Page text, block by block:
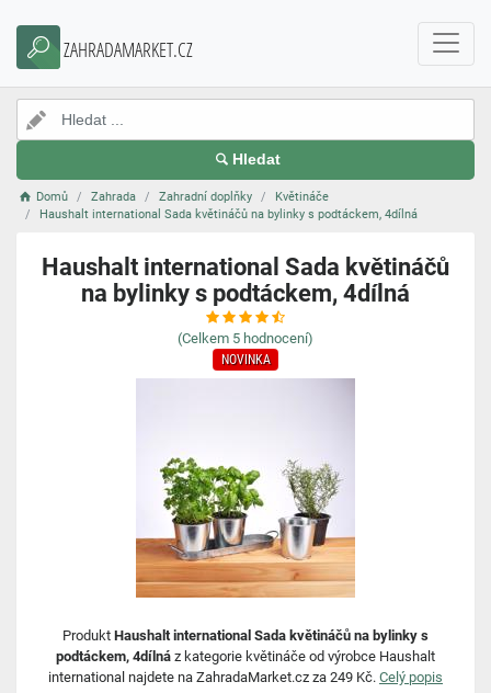
ZAHRADAMARKET.CZ
Hledat
Domů Zahrada Zahradní doplňky
Květináče
Haushalt international Sada květináčů na bylinky s podtáckem, 4dílná
Haushalt international Sada květináčů
na bylinky s podtáckem, 4dílná
(Celkem 5 hodnocení)
NOVINKA
Produkt Haushalt international Sada květináčů na bylinky s
podtáckem, 4dílná z kategorie květináče od výrobce Haushalt
international najdete na ZahradaMarket.cz za 249 Kč. Celý popis